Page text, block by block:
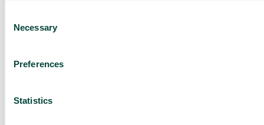
Selection
Necessary
Preferences
Statistics